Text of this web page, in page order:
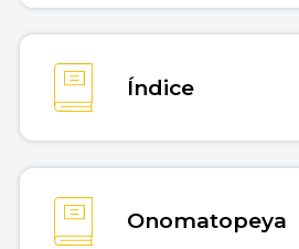
Índice
Onomatopeya